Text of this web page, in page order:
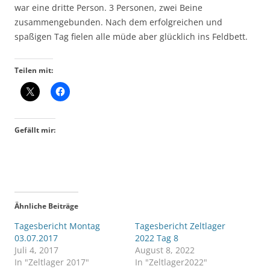
war eine dritte Person. 3 Personen, zwei Beine
zusammengebunden. Nach dem erfolgreichen und
spaßigen Tag fielen alle müde aber glücklich ins Feldbett.
Teilen mit:
Gefällt mir:
Ähnliche Beiträge
Tagesbericht Montag
03.07.2017
Juli 4, 2017
In "Zeltlager 2017"
Tagesbericht Zeltlager
2022 Tag 8
August 8, 2022
In "Zeltlager2022"